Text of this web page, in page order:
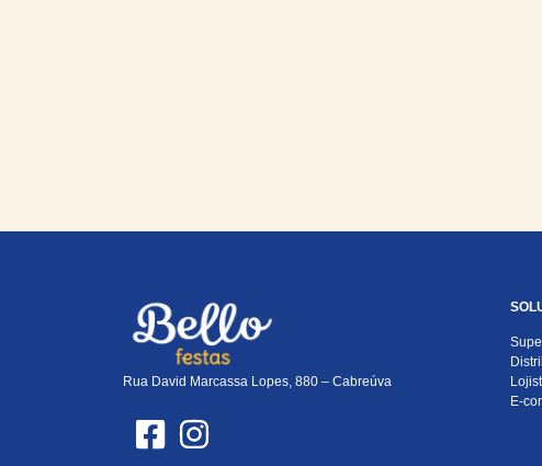
Rua David Marcassa Lopes, 880 – Cabreúva
E-